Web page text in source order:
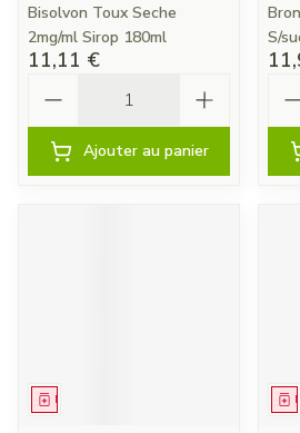
Bisolvon Toux Seche
2mg/ml Sirop 180ml
11,11 €
Ajouter au panier
S/
Médicament